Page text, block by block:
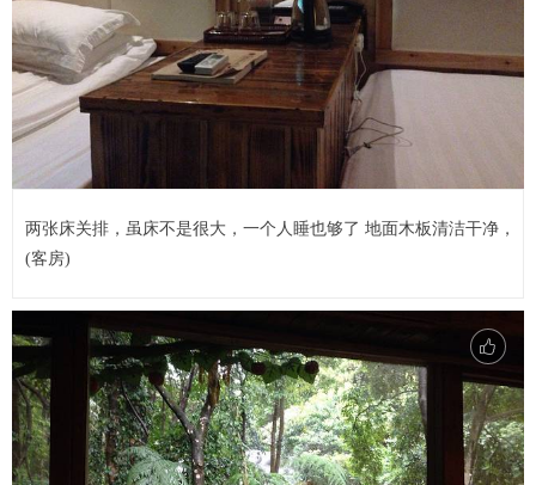
两张床关排，虽床不是很大，一个人睡也够了 地面木板清洁干净，
(客房)